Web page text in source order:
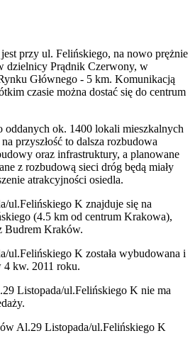
przy ul. Felińskiego, na nowo prężnie
dzielnicy Prądnik Czerwony, w
Głównego - 5 km. Komunikacją
czasie można dostać się do centrum
oddanych ok. 1400 lokali mieszkalnych
przyszłość to dalsza rozbudowa
oraz infrastruktury, a planowane
z rozbudową sieci dróg będą miały
atrakcyjności osiedla.
ul.Felińskiego K znajduje się na
(4.5 km od centrum Krakowa),
Budrem Kraków.
ul.Felińskiego K została wybudowana i
4 kw. 2011 roku.
Listopada/ul.Felińskiego K nie ma
Al.29 Listopada/ul.Felińskiego K